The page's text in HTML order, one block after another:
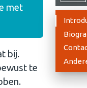
met
bij.
te